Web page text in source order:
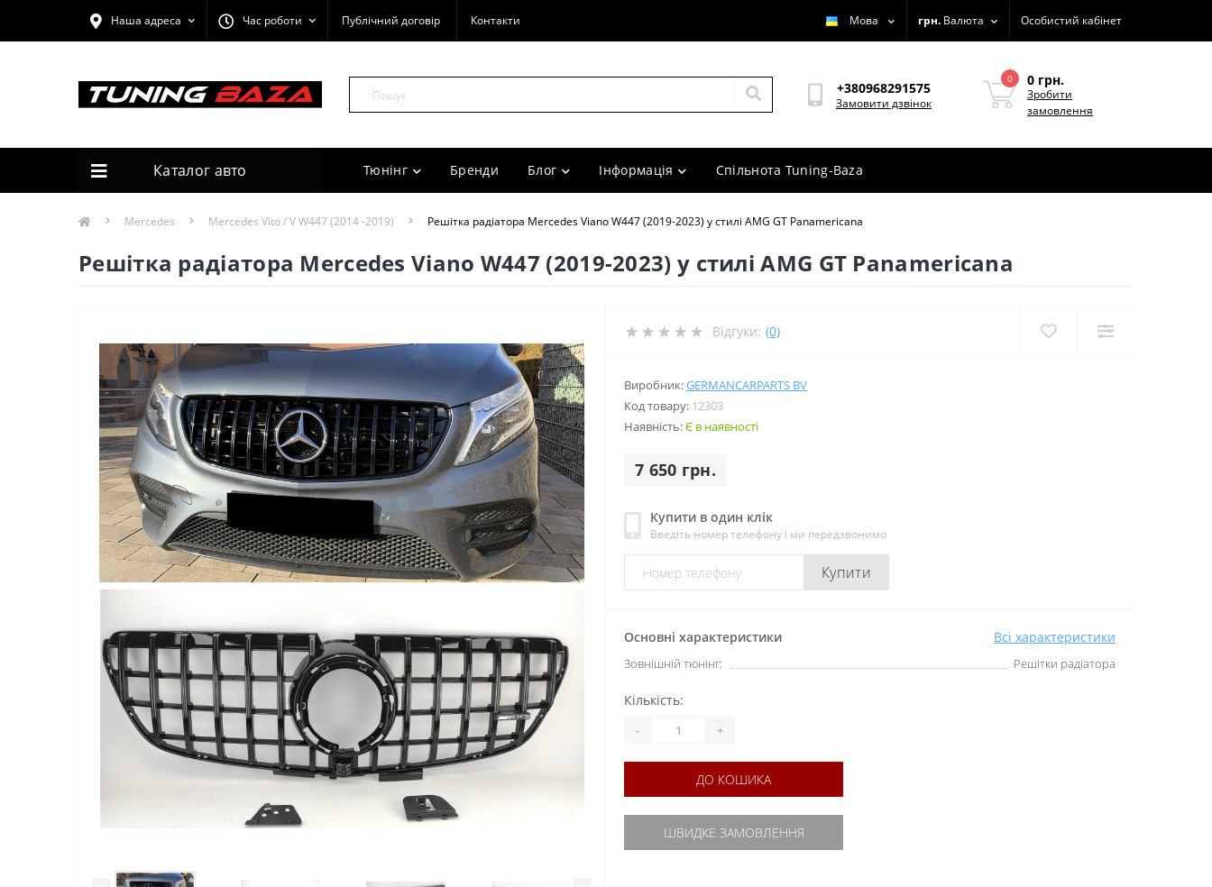
Наша адреса Час роботи Публічний договір Контакти Мова грн. Валюта Особистий кабінет
+380968291575
Замовити дзвінок
0 0 грн.
Зробити
замовлення
Каталог авто Тюнінг Бренди Блог Інформація Спільнота Tuning-Baza
Mercedes Mercedes Vito / V W447 (2014 -2019) Решітка радіатора Mercedes Viano W447 (2019-2023) у стилі AMG GT Panamericana
Решітка радіатора Mercedes Viano W447 (2019-2023) у стилі AMG GT Panamericana
Відгуки: (0)
Виробник:GERMANCARPARTS BV
Код товару: 12303
Наявність:Є в наявності
7 650 грн.
Купити в один клік
Введіть номер телефону і ми передзвонимо
Купити
Основні характеристики Всі характеристики
Зовнішній тюнінг: Решітки радіатора
Кількість:
- +
ДО КОШИКА
ШВИДКЕ ЗАМОВЛЕННЯ